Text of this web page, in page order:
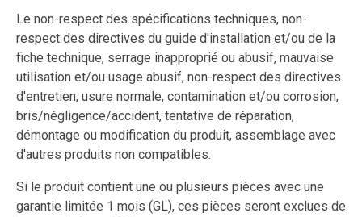
Le non-respect des spécifications techniques, non-
respect des directives du guide d'installation et/ou de la
fiche technique, serrage inapproprié ou abusif, mauvaise
utilisation et/ou usage abusif, non-respect des directives
d'entretien, usure normale, contamination et/ou corrosion,
bris/négligence/accident, tentative de réparation,
démontage ou modification du produit, assemblage avec
d'autres produits non compatibles.
Si le produit contient une ou plusieurs pièces avec une
garantie limitée 1 mois (GL), ces pièces seront exclues de